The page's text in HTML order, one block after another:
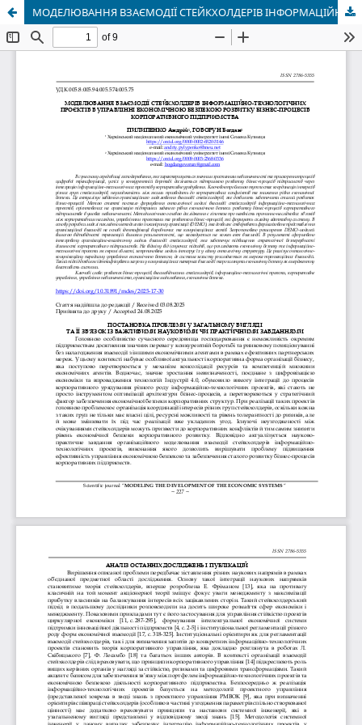
МОДЕЛЮВАННЯ ВЗАЄМОДІЇ СТЕЙКХОЛДЕРІВ ІНФОРМАЦІЙНО-ТЕХНОЛОГІЧНИХ ПРОЄКТІВ В УПРАВЛІННІ ЕКОНОМІЧНОЮ БЕЗПЕКОЮ РОЗВИТКУ БІЗНЕС-ПРОЦЕСІВ КОРПОРАТИВНОГО ПІДПРИЄМСТВА